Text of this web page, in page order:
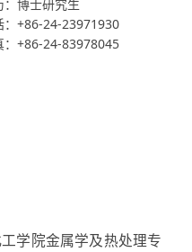
：博士研究生
：+86-24-23971930
：+86-24-83978045
学院金属学及热处理专